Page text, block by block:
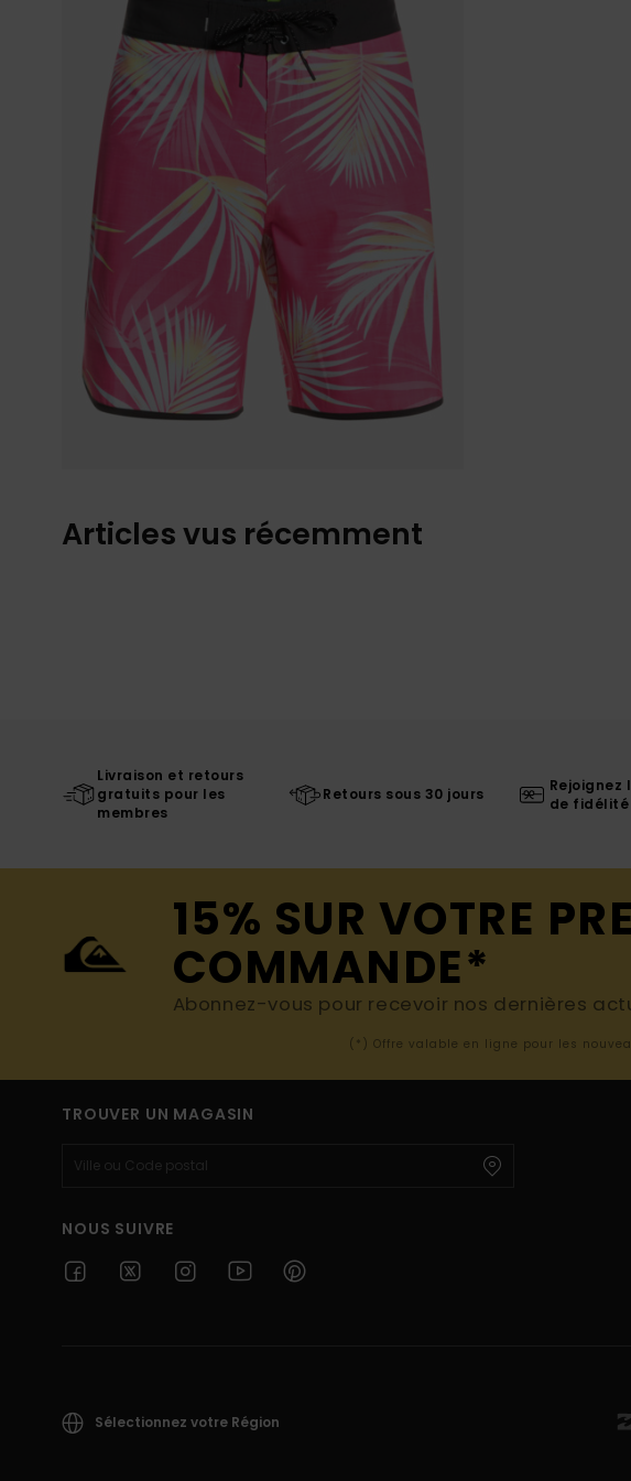
Articles vus récemment
Livraison et retours
gratuits pour les
membres
Retours sous 30 jours
Rejoignez
de fidélité
15% SUR VOTRE
COMMANDE*
Abonnez-vous pour recevoir nos dernières
(*) Offre valable en ligne pour les
TROUVER UN MAGASIN
NOUS SUIVRE
Sélectionnez votre Région